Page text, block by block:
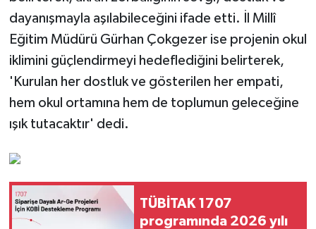
dayanışmayla aşılabileceğini ifade etti. İl Millî
Eğitim Müdürü Gürhan Çokgezer ise projenin okul
iklimini güçlendirmeyi hedeflediğini belirterek,
'Kurulan her dostluk ve gösterilen her empati,
hem okul ortamına hem de toplumun geleceğine
ışık tutacaktır' dedi.
TÜBİTAK 1707
programında 2026 yılı